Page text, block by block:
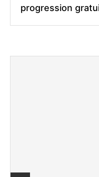
progression